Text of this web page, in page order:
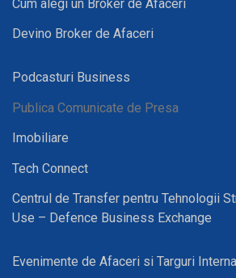
Cum alegi un Broker de Afaceri
Devino Broker de Afaceri
Podcasturi Business
Publica Comunicate de Presa
Imobiliare
Tech Connect
Centrul de Transfer pentru Tehnologii
Use – Defence Business Exchange
Evenimente de Afaceri si Targuri